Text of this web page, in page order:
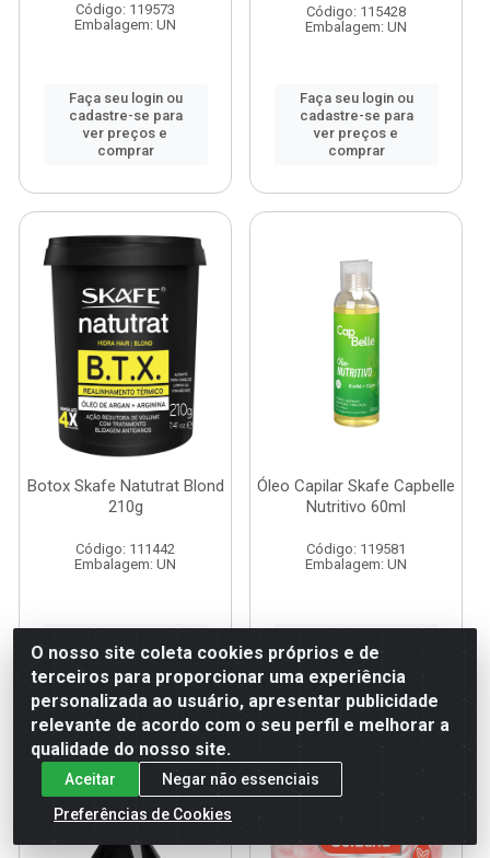
Código: 119573
Embalagem: UN
Faça seu login ou
cadastre-se para
ver preços e
comprar
Código: 115428
Embalagem: UN
Faça seu login ou
cadastre-se para
ver preços e
comprar
Botox Skafe Natutrat Blond
210g
Código: 111442
Embalagem: UN
cadastre-se para
ver preços e
comprar
Óleo Capilar Skafe Capbelle
Nutritivo 60ml
Código: 119581
Embalagem: UN
cadastre-se para
ver preços e
comprar
O nosso site coleta cookies próprios e de
terceiros para proporcionar uma experiência
personalizada ao usuário, apresentar publicidade
relevante de acordo com o seu perfil e melhorar a
qualidade do nosso site.
Aceitar
Negar não essenciais
Preferências de Cookies